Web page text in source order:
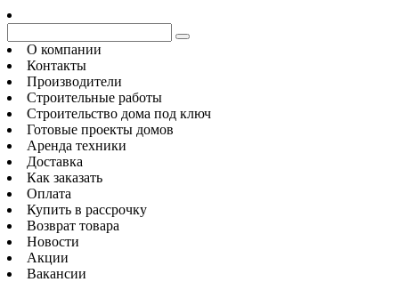
О компании
Контакты
Производители
Строительные работы
Строительство дома под ключ
Готовые проекты домов
Аренда техники
Доставка
Как заказать
Оплата
Купить в рассрочку
Возврат товара
Новости
Акции
Вакансии